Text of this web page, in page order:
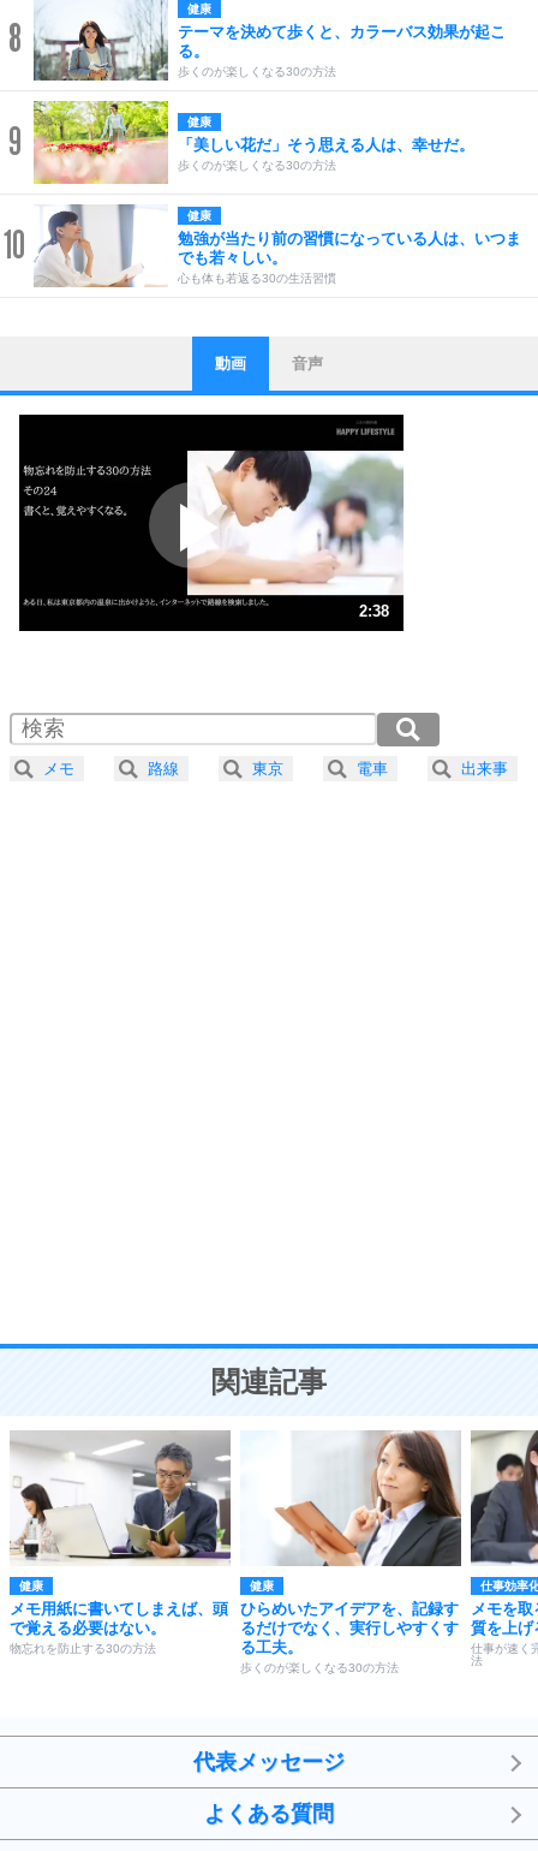
8
健康
テーマを決めて歩くと、カラーバス効果が起こ
る。
歩くのが楽しくなる30の方法
9 健康
「美しい花だ」そう思える人は、幸せだ。
歩くのが楽しくなる30の方法
10
健康
勉強が当たり前の習慣になっている人は、いつま
でも若々しい。
心も体も若返る30の生活習慣
1
ストレス対策
他人と比べない。
いっそのこと、他人を見ない。
いらいらしない人になる30の方法
プラス思考
ポジティブになれない原因は、行動しないから。
ポジティブ思考になる30の方法
ストレス対策
人生、なんとかなるもの。
気楽に生きる30の方法
4 器の大きい人は、怒りを優しさで表現する。
プラス思考
ことが大切。
動画 音声
2:38
2.0倍速 （310KB 1分19秒）
2.5倍速 （248KB 1分3秒）
3.0倍速 （207KB 52秒）
メモ 路線 東京 電車 出来事
関連記事
健康
メモ用紙に書いてしまえば、頭
で覚える必要はない。
物忘れを防止する30の方法
健康
ひらめいたアイデアを、記録す
るだけでなく、実行しやすくす
る工夫。
歩くのが楽しくなる30の方法
仕事効率
メモを
質を上げ
仕事が速く
法
代表メッセージ
よくある質問